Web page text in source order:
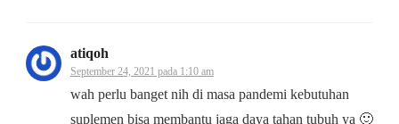
atiqoh
September 24, 2021 pada 1:10 am
wah perlu banget nih di masa pandemi kebutuhan
suplemen bisa membantu jaga daya tahan tubuh ya 🙂